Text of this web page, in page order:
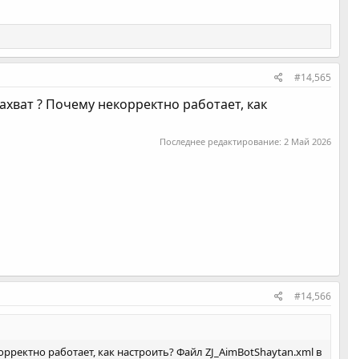
#14,565
? Почему некорректно работает, как
Последнее редактирование: 2 Май 2026
#14,566
работает, как настроить? Файл ZJ_AimBotShaytan.xml в